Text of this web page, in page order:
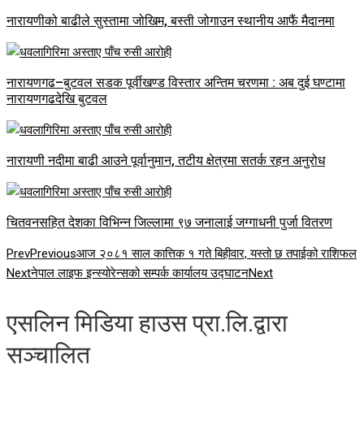
नारायणीको बाढीले सुस्तामा जोखिम, बस्ती जोगाउन स्थानीय आफैं मैदानमा
नारायणगढ–बुटवल सडक पूर्वीखण्ड विस्तार अन्तिम चरणमा : अब दुई घण्टामा
नारायणगढदेखि बुटवल
नारायणी नदीमा बाढी आउने पूर्वानुमान, तटीय क्षेत्रमा सतर्क रहन अनुरोध
चितवनसहित देशका विभिन्न जिल्लामा ९७ जनालाई जग्गाधनी पुर्जा वितरण
PrevPreviousआज २०८१ साल कात्तिक १ गते बिहीवार, यस्तो छ तपाईको राशिफल
Nextनेपाल लाइफ इन्स्योरेन्सको सम्पर्क कार्यालय उद्घाटनNext
एसलिन मिडिया हाउस प्रा.लि.द्वारा
सञ्चालित